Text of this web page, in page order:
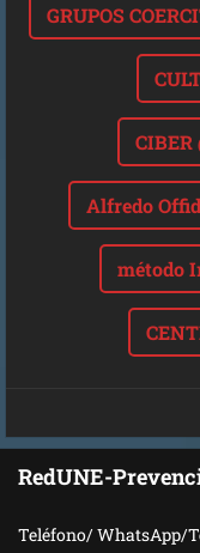
GRUPOS
CIBER
Alfredo
método
RedUNE-
Teléfono/ WhatsApp/